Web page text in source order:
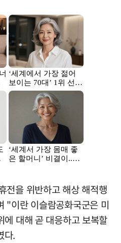
전을 위반하고 해상 해적행
"이란 이슬람공화국군은 미
에 대해 곧 대응하고 보복할
다.